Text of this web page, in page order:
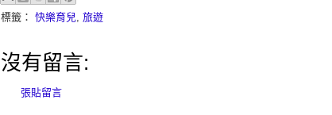
標籤： 快樂育兒, 旅遊
沒有留言:
張貼留言